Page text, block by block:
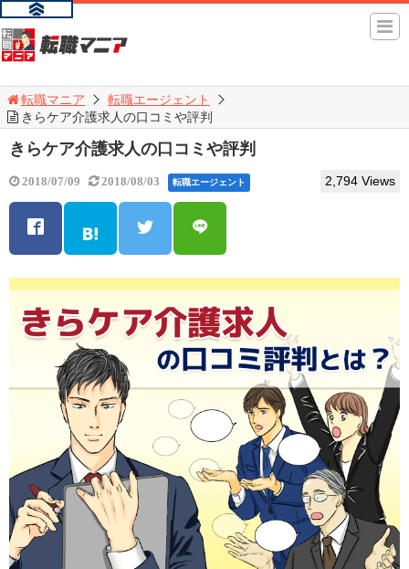
転職マニア
転職エージェント
きらケア介護求人の口コミや評判
きらケア介護求人の口コミや評判
2018/07/09 2018/08/03 転職エージェント 2,794 Views